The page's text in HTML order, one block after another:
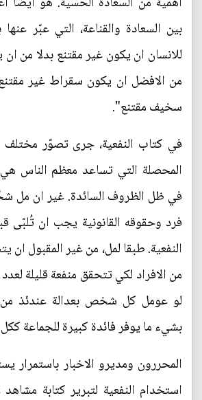
بين السعادة والقناعة، التي عبّر
للانسان ان يكون غير مقتنع بدلا من
من الافضل ان يكون سقراط غير
سخيف مقتنع".
في كتاب النفعية، جرى تصوّر مختلف
المحصلة التي تساعد معظم الناس
في ظل الظروف السائدة. غير ان مل
فرد وحقوقه القانونية يجب ان تُلبّى
النفعية. طبقا لمل، من غير المقبول ان
من الافراد لكي تتحقق منفعة قليلة
لو عومل كل شخص بعدالة عندئذ من
بشيء ما يوفر فائدة كبيرة للجماعة
المحررون ومديرو الاخبار باستمرار
استخدام النفعية لتبرير كتابة